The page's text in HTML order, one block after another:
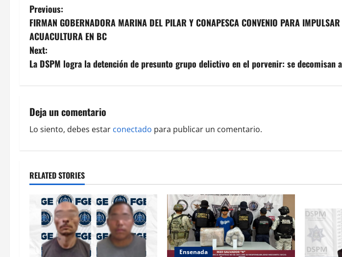
P
o
s
t
a
v
g
Previous:
FIRMAN GOBERNADORA MARINA DEL PILAR Y CONAPESCA CONVENIO PARA
ACUACULTURA EN BC
Next:
La DSPM logra la detención de presunto grupo delictivo en el porvenir: se decomisan
Deja un comentario
Lo siento, debes estar conectado para publicar un comentario.
RELATED STORIES
Ensenada